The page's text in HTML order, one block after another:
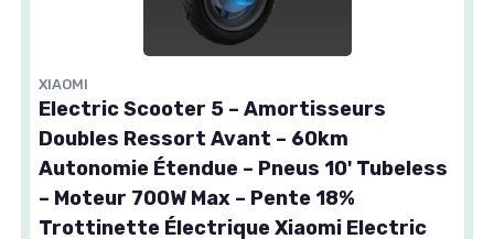
XIAOMI
Electric Scooter 5 – Amortisseurs
Doubles Ressort Avant – 60km
Autonomie Étendue – Pneus 10' Tubeless
– Moteur 700W Max – Pente 18%
Trottinette Électrique Xiaomi Electric